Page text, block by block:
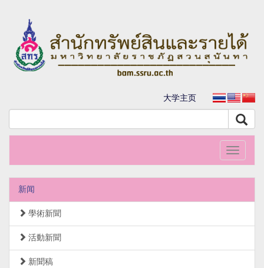
大学主页
Toggle
新闻
學術新聞
活動新聞
新聞稿